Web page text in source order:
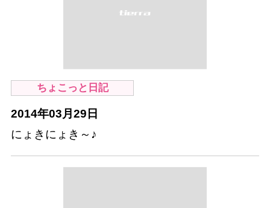
ちょこっと日記
2014年03月29日
にょきにょき～♪